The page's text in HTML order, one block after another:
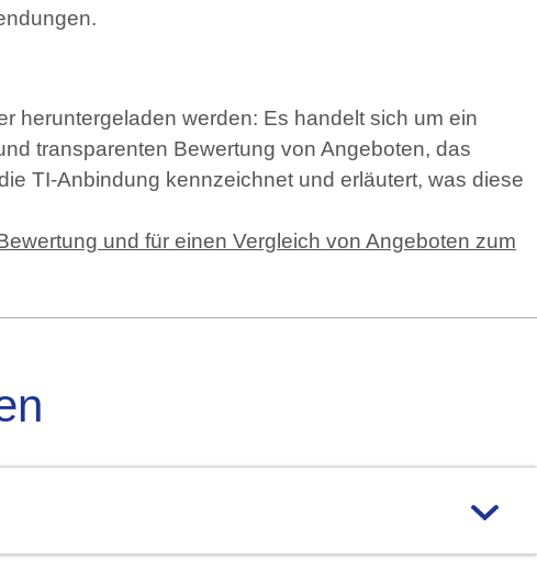
heruntergeladen werden: Es handelt sich um ein
transparenten Bewertung von Angeboten, das
TI-Anbindung kennzeichnet und erläutert, was diese
und für einen Vergleich von Angeboten zum